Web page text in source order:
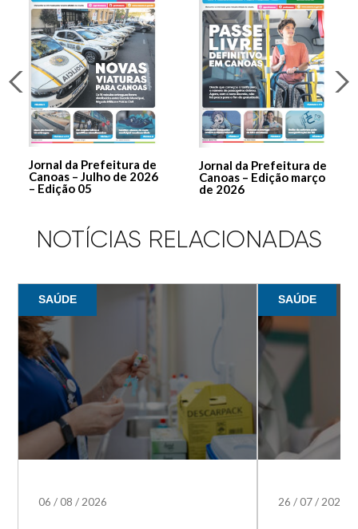
Jornal da Prefeitura de
Canoas – Julho de 2026
– Edição 05
Jornal da Prefeitura de
Canoas – Edição março
de 2026
NOTÍCIAS RELACIONADAS
SAÚDE
06/08/ 2026
SAÚDE
26/07/ 2026